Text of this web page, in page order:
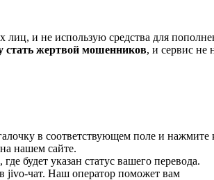
и не использую средства для
стать жертвой мошенников, и сервис не
в соответствующем поле и нажмите
нашем сайте.
будет указан статус вашего перевода.
jivo-чат. Наш оператор поможет вам